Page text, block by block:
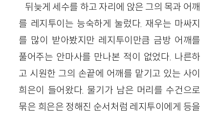
뒤늦게 세수를 하고 자리에 앉은 그의 목과 어깨
를 레지투이는 능숙하게 눌렀다. 재우는 마싸지
를 많이 받아봤지만 레지투이만큼 금방 어깨를
풀어주는 안마사를 만나본 적이 없었다. 나른하
고 시원한 그의 손끝에 어깨를 맡기고 있는 사이
희은이 들어왔다. 물기가 남은 머리를 수건으로
묶은 희은은 정해진 순서처럼 레지투이에게 등을